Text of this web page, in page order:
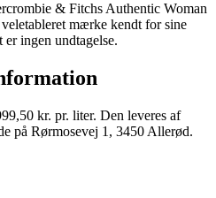
& Fitchs Authentic Woman
mærke kendt for sine
ingen undtagelse.
kr. pr. liter. Den leveres af
på Rørmosevej 1, 3450 Allerød.